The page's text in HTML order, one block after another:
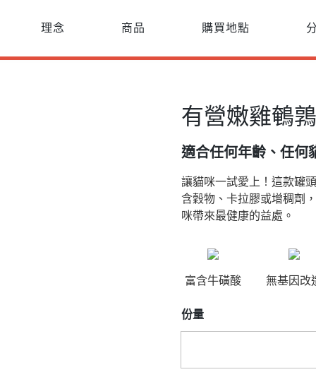
理念 商品 購買地點
有營嫩雞鵪
適合任何年齡、任何
讓貓咪一試愛上！這款罐
含穀物、卡拉膠或增稠劑
咪帶來最健康的益處。
富含牛磺酸 無基因改
份量